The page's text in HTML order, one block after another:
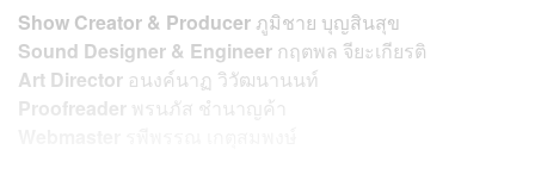
Show Creator & Producer ภูมิชาย บุญสินสุข
Sound Designer & Engineer กฤตพล จียะเกียรติ
Art Director อนงค์นาฏ วิวัฒนานนท์
Proofreader
พรนภัส ชำนาญค้า